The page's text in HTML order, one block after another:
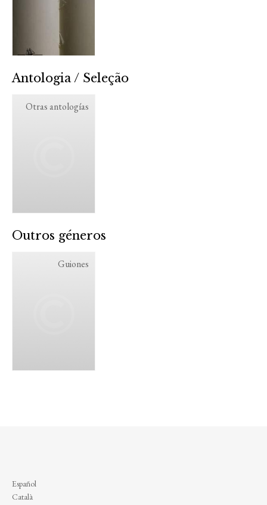
Antologia / Seleção
Otras antologías
Outros géneros
Guiones
Español
Català